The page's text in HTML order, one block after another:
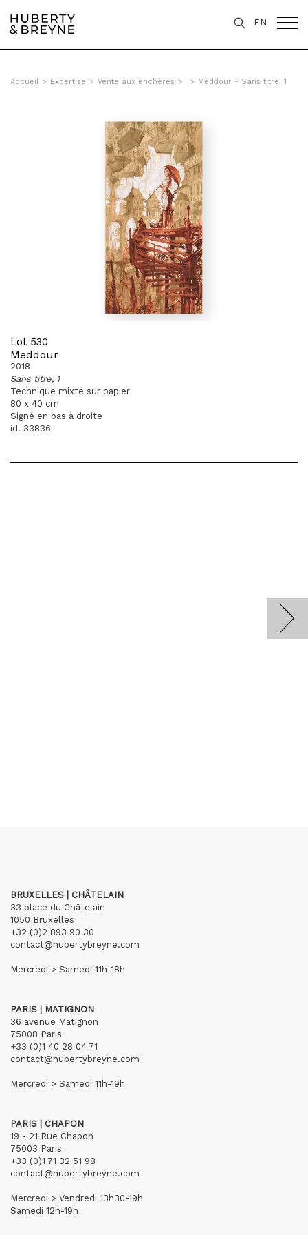
EN
Accueil > Expertise > Vente aux enchères > > Meddour - Sans titre, 1
Lot 530
Meddour
2018
Sans titre, 1
Technique mixte sur papier
80 x 40 cm
Signé en bas à droite
id. 33836
BRUXELLES | CHÂTELAIN
33 place du Châtelain
1050 Bruxelles
+32 (0)2 893 90 30
contact@hubertybreyne.com
Mercredi > Samedi 11h-18h
PARIS | MATIGNON
36 avenue Matignon
75008 Paris
+33 (0)1 40 28 04 71
contact@hubertybreyne.com
Mercredi > Samedi 11h-19h
PARIS | CHAPON
19 - 21 Rue Chapon
75003 Paris
+33 (0)1 71 32 51 98
contact@hubertybreyne.com
Mercredi > Vendredi 13h30-19h
Samedi 12h-19h